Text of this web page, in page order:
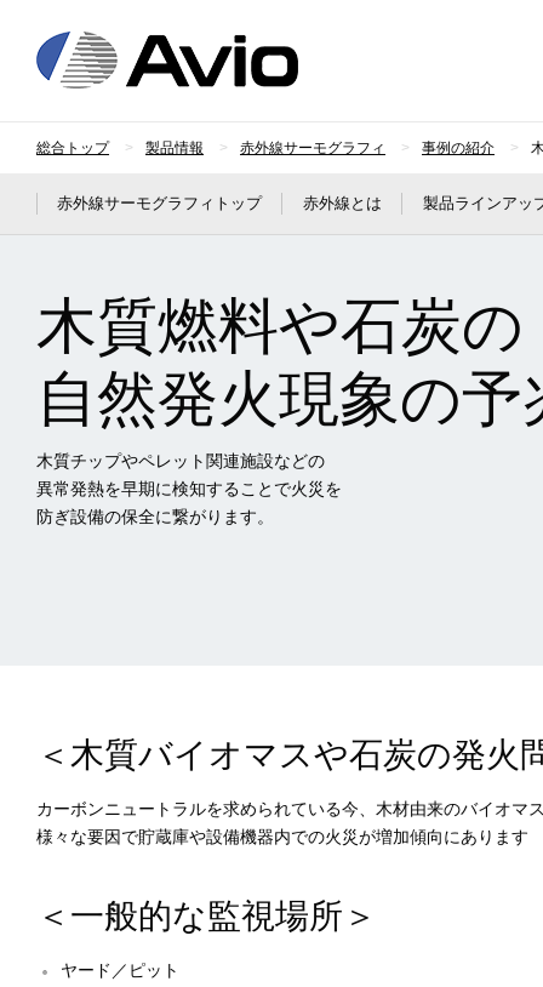
総合トップ 製品情報 赤外線サーモグラフィ 事例の紹介
赤外線サーモグラフィトップ 赤外線とは 製品ラインアッ
木質燃料や石炭の
自然発火現象の
木質チップやペレット関連施設などの
異常発熱を早期に検知することで火災を
防ぎ設備の保全に繋がります。
＜木質バイオマスや石炭の発火
カーボンニュートラルを求められている今、木材由来のバイオマ
様々な要因で貯蔵庫や設備機器内での火災が増加傾向にあります
＜一般的な監視場所＞
ヤード／ピット